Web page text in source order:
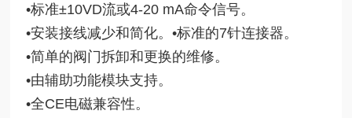
•标准±10VD流或4-20 mA命令信号。
•安装接线减少和简化。•标准的7针连接器。
•简单的阀门拆卸和更换的维修。
•由辅助功能模块支持。
•全CE电磁兼容性。